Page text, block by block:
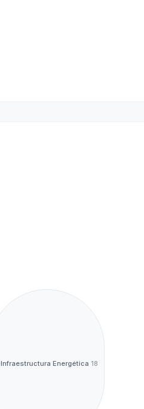
Infraestructura Energética 18